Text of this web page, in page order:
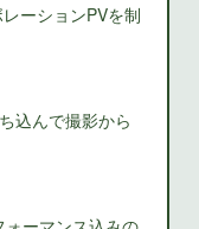
ーションPVを制
込んで撮影から